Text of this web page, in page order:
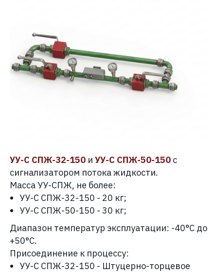
УУ-С СПЖ-32-150 и УУ-С СПЖ-50-150 с
сигнализатором потока жидкости.
Масса УУ-СПЖ, не более:
УУ-С СПЖ-32-150 - 20 кг;
УУ-С СПЖ-50-150 - 30 кг;
Диапазон температур эксплуатации: -40°С до
+50°С.
Присоединение к процессу:
УУ-С СПЖ-32-150 - Штуцерно-торцевое